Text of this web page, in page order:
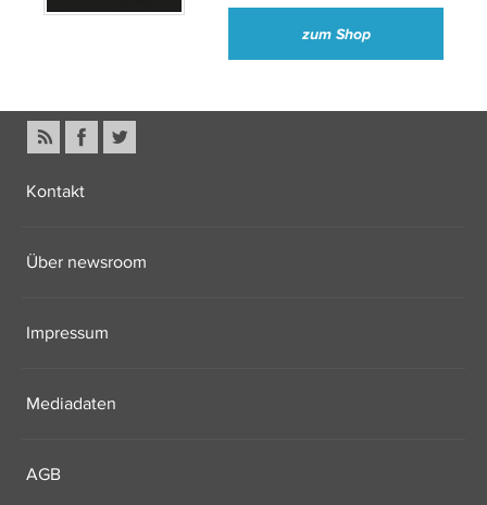
zum Shop
Kontakt
Über newsroom
Impressum
Mediadaten
AGB